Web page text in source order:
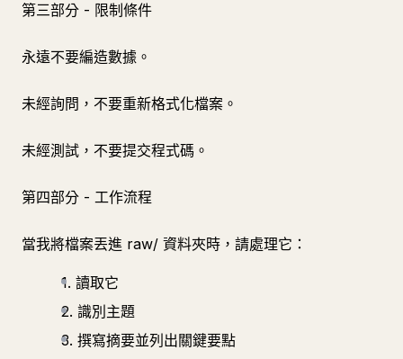
第三部分 - 限制條件
永遠不要編造數據。
未經詢問，不要重新格式化檔案。
未經測試，不要提交程式碼。
第四部分 - 工作流程
當我將檔案丟進 raw/ 資料夾時，請處理它：
1. 讀取它
2. 識別主題
3. 撰寫摘要並列出關鍵要點